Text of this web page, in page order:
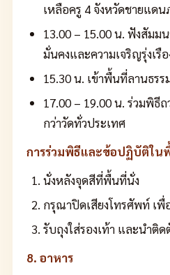
เหลือครู 4 จังหวัดชายแดน
13.00 – 15.00 น. ฟังสัมม
มั่นคงและความเจริญรุ่งเ
15.30 น. เข้าพื้นที่ลานธรร
17.00 – 19.00 น. ร่วมพิธี
กว่าวัดทั่วประเทศ
การร่วมพิธีและข้อปฏิบัติใน
นั่งหลังจุดสีที่พื้นที่นั่ง
กรุณาปิดเสียงโทรศัพท์ เพื่
รับถุงใส่รองเท้า และนำติด
8. อาหาร